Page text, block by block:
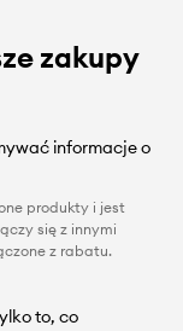
zakupy
informacje o
produkty i jest
się z innymi
z rabatu.
to, co